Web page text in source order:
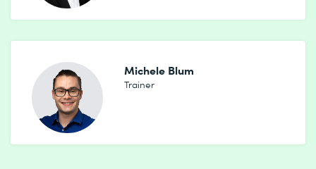
Michele Blum
Trainer